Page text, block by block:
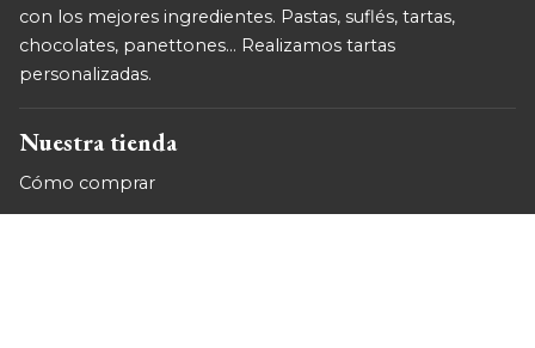
con los mejores ingredientes. Pastas, suflés, tartas,
chocolates, panettones... Realizamos tartas
personalizadas.
Nuestra tienda
Cómo comprar